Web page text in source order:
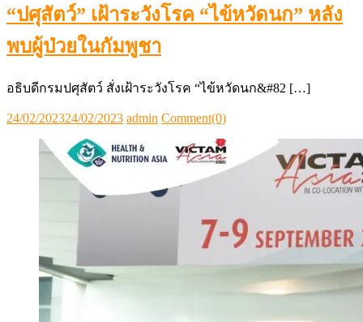
“ปศุสัตว์” เฝ้าระวังโรค “ไข้หวัดนก” หลัง
พบผู้ป่วยในกัมพูชา
อธิบดีกรมปศุสัตว์ สั่งเฝ้าระวังโรค “ไข้หวัดนก&#82 […]
Posted
24/02/202324/02/2023 Author
admin Comment(0)